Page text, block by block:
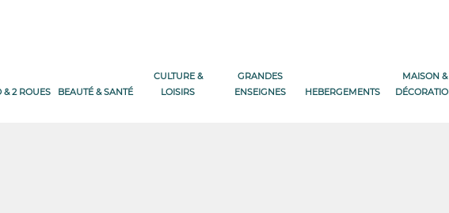
& 2 ROUES BEAUTÉ & SANTÉ
CULTURE &
LOISIRS
GRANDES
ENSEIGNES
HEBERGEMENTS
MAISON &